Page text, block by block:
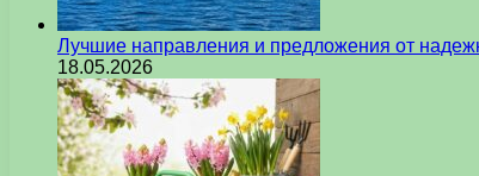
Лучшие направления и предложения от
18.05.2026